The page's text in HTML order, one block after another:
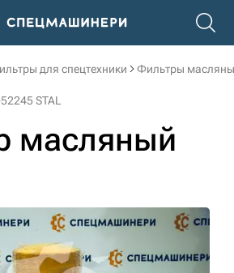
для спецтехники Фильтры
STAL
масляный